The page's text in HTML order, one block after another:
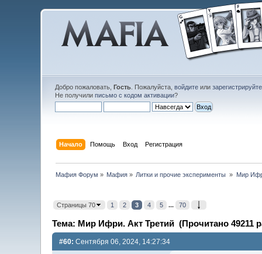
Добро пожаловать, Гость. Пожалуйста, войдитеили
Не получили письмо с кодом активации?
Начало Помощь Вход Регистрация
Мафия Форум » Мафия » Литки и прочие эксперименты » Мир
Страницы 70 1 2 3 4 5 ... 70
Тема: Мир Ифри. Акт Третий (Прочитано 49211
#60: Сентября 06, 2024, 14:27:34